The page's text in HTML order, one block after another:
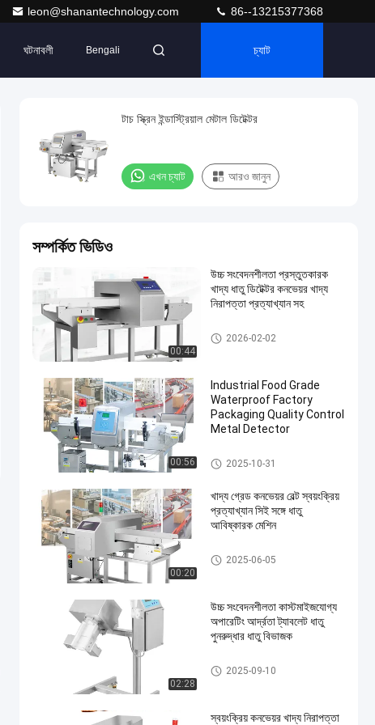
leon@shanantechnology.com 86--13215377368
ঘটনাবলী Bengali চ্যাট
টাচ স্ক্রিন ইন্ডাস্ট্রিয়াল মেটাল ডিটেক্টর
এখন চ্যাট আরও জানুন
সম্পর্কিত ভিডিও
00:44
উচ্চ সংবেদনশীলতা প্রস্তুতকারক
খাদ্য ধাতু ডিটেক্টর কনভেয়র খাদ্য
নিরাপত্তা প্রত্যাখ্যান সহ
ফুড মেটাল ডিটেক্টর
2026-02-02
00:56
Industrial Food Grade
Waterproof Factory
Packaging Quality Control
Metal Detector
ফুড মেটাল ডিটেক্টর
2025-10-31
00:20
খাদ্য গ্রেড কনভেয়র বেল্ট স্বয়ংক্রিয়
প্রত্যাখ্যান সিই সঙ্গে ধাতু
আবিষ্কারক মেশিন
খাদ্য গ্রেড মেটাল ডিটেক্টর
2025-06-05
02:28
উচ্চ সংবেদনশীলতা কাস্টমাইজযোগ্য
অপারেটিং আর্দ্রতা ট্যাবলেট ধাতু
পুনরুদ্ধার ধাতু বিভাজক
ট্যাবলেট মেটাল বিভাজক
2025-09-10
স্বয়ংক্রিয় কনভেয়র খাদ্য নিরাপত্তা